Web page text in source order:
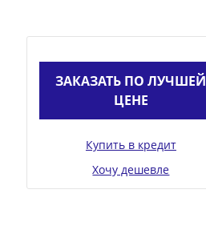
ЗАКАЗАТЬ ПО ЛУЧШЕЙ
ЦЕНЕ
Купить в кредит
Хочу дешевле